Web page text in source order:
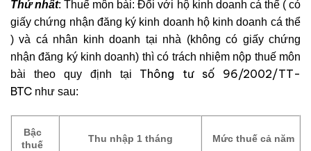
Thứ nhất: Thuế môn bài: Đối với hộ kinh doanh cá thể ( có
giấy chứng nhận đăng ký kinh doanh hộ kinh doanh cá thể
) và cá nhân kinh doanh tại nhà (không có giấy chứng
nhận đăng ký kinh doanh) thì có trách nhiệm nộp thuế môn
bài theo quy định tại Thông tư số 96/2002/TT-
BTC như sau:
Bậc
thuế
Thu nhập 1 tháng Mức thuế cả năm